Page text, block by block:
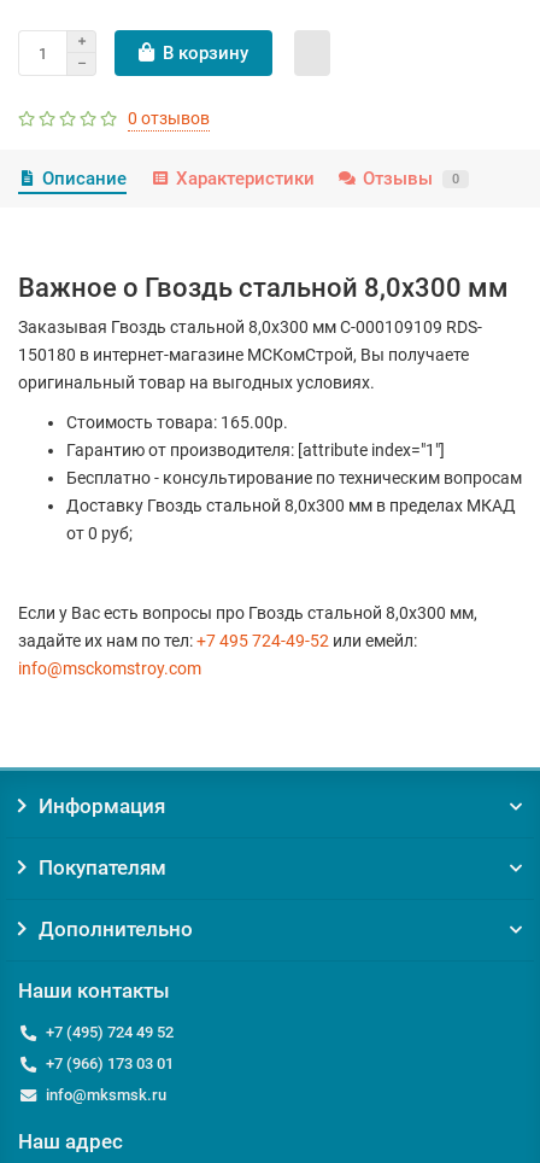
В корзину
0 отзывов
Описание Характеристики Отзывы 0
Важное о Гвоздь стальной 8,0х300 мм
Заказывая Гвоздь стальной 8,0х300 мм С-000109109 RDS-
150180 в интернет-магазине МСКомСтрой, Вы получаете
оригинальный товар на выгодных условиях.
Стоимость товара: 165.00р.
Гарантию от производителя: [attribute index="1"]
Бесплатно - консультирование по техническим вопросам
Доставку Гвоздь стальной 8,0х300 мм в пределах МКАД
от 0 руб;
Если у Вас есть вопросы про Гвоздь стальной 8,0х300 мм,
задайте их нам по тел:+7 495 724-49-52 или емейл:
info@msckomstroy.com
Информация
Покупателям
Дополнительно
Наши контакты
+7 (495) 724 49 52
+7 (966) 173 03 01
info@mksmsk.ru
Наш адрес